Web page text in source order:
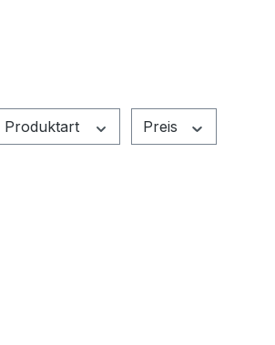
Produktart Preis